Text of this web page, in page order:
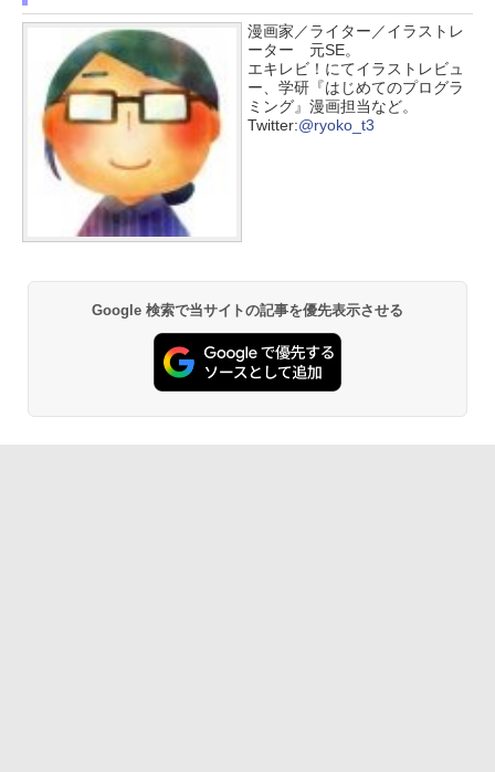
漫画家／ライター／イラストレ
ーター 元SE。
エキレビ！にてイラストレビュ
ー、学研『はじめてのプログラ
ミング』漫画担当など。
Twitter:@ryoko_t3
Google 検索で当サイトの記事を優先表示させる